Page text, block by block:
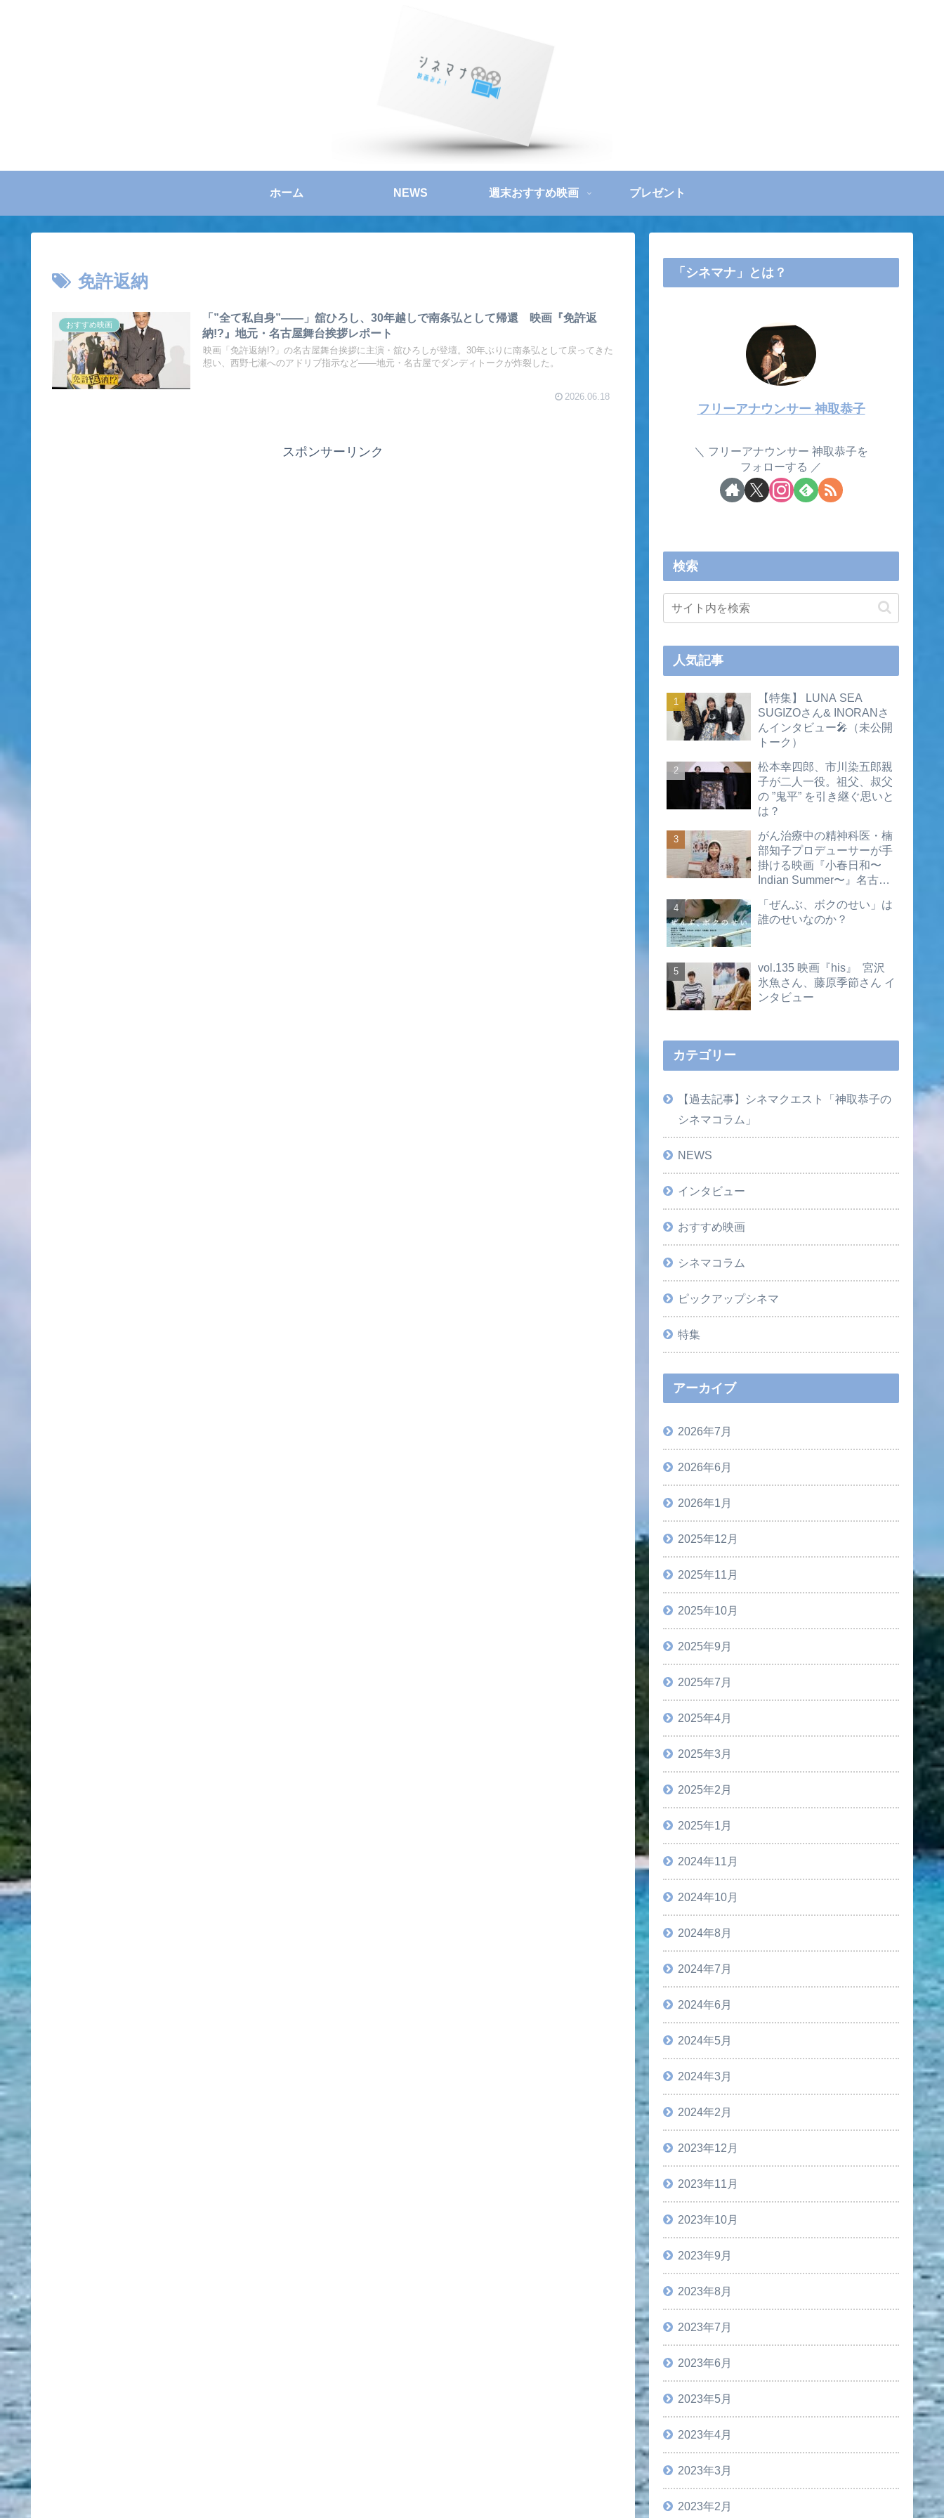
ホーム NEWS 週末おすすめ映画 プレゼント
免許返納
おすすめ映画
「”全て私自身”——」舘ひろし、30年越しで南条弘として帰還 映画『免許返
納!?』地元・名古屋舞台挨拶レポート
映画「免許返納!?」の名古屋舞台挨拶に主演・舘ひろしが登壇。30年ぶりに南条弘として戻ってきた
想い、西野七瀬へのアドリブ指示など——地元・名古屋でダンディトークが炸裂した。
2026.06.18
スポンサーリンク
「シネマナ」とは？
フリーアナウンサー 神取恭子
フリーアナウンサー 神取恭子を
フォローする
検索
人気記事
【特集】 LUNA SEA
SUGIZOさん& INORANさ
んインタビュー🎤（未公開
トーク）
松本幸四郎、市川染五郎親
子が二人一役。祖父、叔父
の ”鬼平” を引き継ぐ思いと
は？
がん治療中の精神科医・楠
部知子プロデューサーが手
掛ける映画『小春日和〜
Indian Summer〜』名古屋
画あり）
「ぜんぶ、ボクのせい」は
誰のせいなのか？
vol.135 映画『his』 宮沢
氷魚さん、藤原季節さん イ
ンタビュー
カテゴリー
【過去記事】シネマクエスト「神取恭子の
シネマコラム」
NEWS
インタビュー
おすすめ映画
シネマコラム
ピックアップシネマ
特集
アーカイブ
2026年7月
2026年6月
2026年1月
2025年12月
2025年11月
2025年10月
2025年9月
2025年7月
2025年4月
2025年3月
2025年2月
2025年1月
2024年11月
2024年10月
2024年8月
2024年7月
2024年6月
2024年5月
2024年3月
2024年2月
2023年12月
2023年11月
2023年10月
2023年9月
2023年8月
2023年7月
2023年6月
2023年5月
2023年4月
2023年3月
2023年2月